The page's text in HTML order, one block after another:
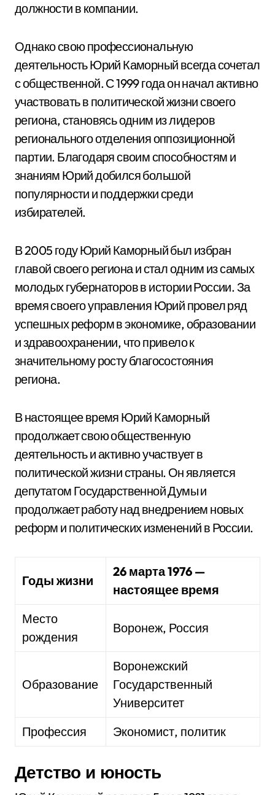
должности в компании.
Однако свою профессиональную
деятельность Юрий Каморный всегда сочетал
с общественной. С 1999 года он начал активно
участвовать в политической жизни своего
региона, становясь одним из лидеров
регионального отделения оппозиционной
партии. Благодаря своим способностям и
знаниям Юрий добился большой
популярности и поддержки среди
избирателей.
В 2005 году Юрий Каморный был избран
главой своего региона и стал одним из самых
молодых губернаторов в истории России. За
время своего управления Юрий провел ряд
успешных реформ в экономике, образовании
и здравоохранении, что привело к
значительному росту благосостояния
региона.
В настоящее время Юрий Каморный
продолжает свою общественную
деятельность и активно участвует в
политической жизни страны. Он является
депутатом Государственной Думы и
продолжает работу над внедрением новых
реформ и политических изменений в России.
Годы жизни
26 марта 1976 —
настоящее время
Место
рождения
Воронеж, Россия
Образование
Воронежский
Государственный
Университет
Профессия
Экономист, политик
Детство и юность